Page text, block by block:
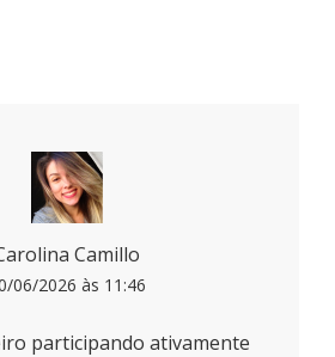
Camillo
06/2026 às 11:46
participando ativamente